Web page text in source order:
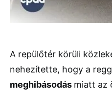
A repülőtér körüli
nehezítette, hogy a
meghibásodás miatt az